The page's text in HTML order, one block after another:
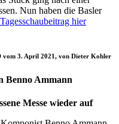
Nun haben die Basler
Tagesschaubeitrag hier
vom 3. April 2021, von Dieter Kohler
Benno Ammann
Messe wieder auf